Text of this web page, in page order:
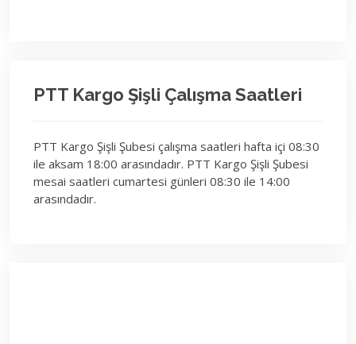
PTT Kargo Şişli Çalışma Saatleri
PTT Kargo Şişli Şubesi çalışma saatleri hafta içi 08:30
ile aksam 18:00 arasındadır. PTT Kargo Şişli Şubesi
mesai saatleri cumartesi günleri 08:30 ile 14:00
arasındadır.